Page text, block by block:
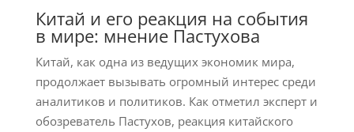
Китай и его реакция на события
в мире: мнение Пастухова
Китай, как одна из ведущих экономик мира,
продолжает вызывать огромный интерес среди
аналитиков и политиков. Как отметил эксперт и
обозреватель Пастухов, реакция китайского